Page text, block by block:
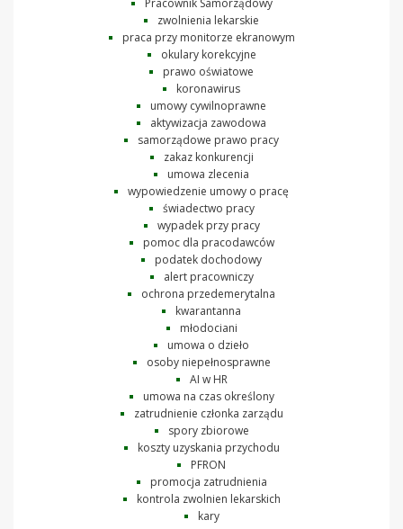
Pracownik Samorządowy
zwolnienia lekarskie
praca przy monitorze ekranowym
okulary korekcyjne
prawo oświatowe
koronawirus
umowy cywilnoprawne
aktywizacja zawodowa
samorządowe prawo pracy
zakaz konkurencji
umowa zlecenia
wypowiedzenie umowy o pracę
świadectwo pracy
wypadek przy pracy
pomoc dla pracodawców
podatek dochodowy
alert pracowniczy
ochrona przedemerytalna
kwarantanna
młodociani
umowa o dzieło
osoby niepełnosprawne
AI w HR
umowa na czas określony
zatrudnienie członka zarządu
spory zbiorowe
koszty uzyskania przychodu
PFRON
promocja zatrudnienia
kontrola zwolnien lekarskich
kary